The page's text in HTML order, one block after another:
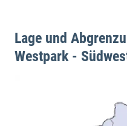
Lage und
Westpark -